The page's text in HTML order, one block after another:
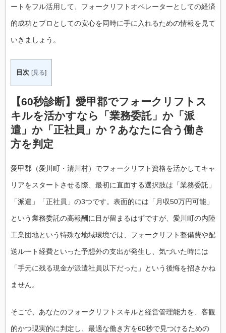
ートをフル活用して、フォークリフトオペレーターとしての経済
的成功とプロとしての安心を同時に手に入れるための情報を見て
いきましょう。
目次 [見る]
【60秒診断】愛甲郡でフォークリフトス
キルを活かすなら「業務委託」か「派
遣」か「正社員」か？あなたに合う働き
方を判定
愛甲郡（愛川町・清川村）でフォークリフト資格を活かしてキャ
リアをスタートさせる際、最初に直面する選択肢は「業務委託」
「派遣」「正社員」の3つです。表面的には「月収50万円可能」
という業務委託の高報酬に目が留まるはずですが、愛川町の内陸
工業団地という特殊な地域環境では、フォークリフト整備費や配
送ルート経費といった予想外の支出が発生し、気づいた時には
「手元に残る現金が派遣社員以下だった」という後悔を招きかね
ません。
そこで、あなたのフォークリフトスキルと経営管理能力を、客観
的かつ現実的に判定し、最適な働き方を60秒で見つけるための